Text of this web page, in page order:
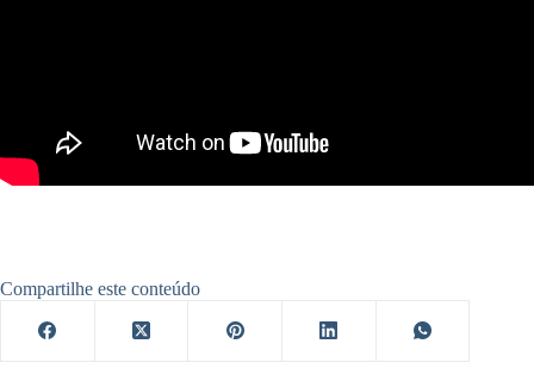
Compartilhe este conteúdo